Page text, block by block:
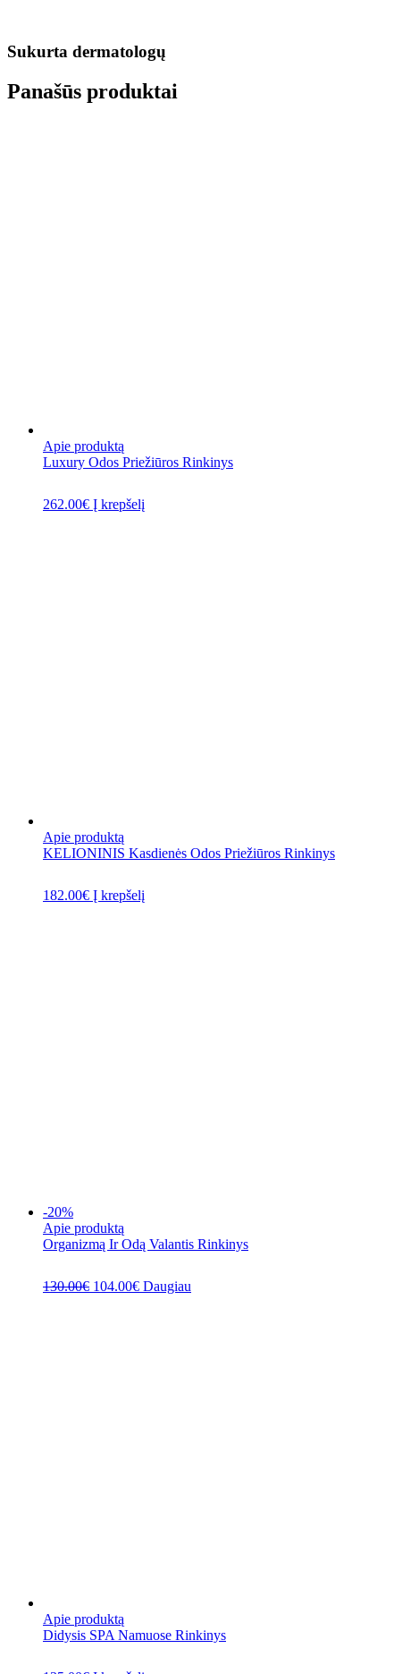
Sukurta dermatologų
Panašūs produktai
Apie produktą
Luxury Odos Priežiūros Rinkinys
262.00€ Į krepšelį
Apie produktą
KELIONINIS Kasdienės Odos Priežiūros Rinkinys
182.00€ Į krepšelį
-20%
Apie produktą
Organizmą Ir Odą Valantis Rinkinys
130.00€ 104.00€ Daugiau
Apie produktą
Didysis SPA Namuose Rinkinys